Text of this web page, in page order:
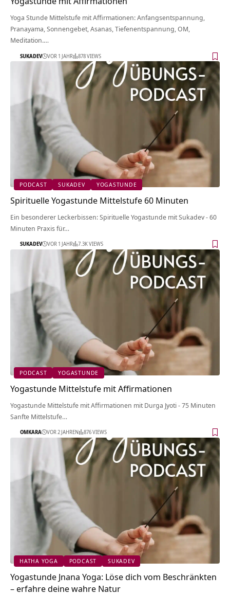
Yoga Stunde Mittelstufe mit Affirmationen: Anfangsentspannung,
Pranayama, Sonnengebet, Asanas, Tiefenentspannung, OM,
Meditation.…
SUKADEV VOR 1 JAHR 878 VIEWS
PODCAST SUKADEV YOGASTUNDE
Spirituelle Yogastunde Mittelstufe 60 Minuten
Ein besonderer Leckerbissen: Spirituelle Yogastunde mit Sukadev - 60
Minuten Praxis für…
SUKADEV VOR 1 JAHR 7.3K VIEWS
PODCAST YOGASTUNDE
Yogastunde Mittelstufe mit Affirmationen
Yogastunde Mittelstufe mit Affirmationen mit Durga Jyoti - 75 Minuten
Sanfte Mittelstufe…
OMKARA VOR 2 JAHREN 876 VIEWS
HATHA YOGA PODCAST SUKADEV
Yogastunde Jnana Yoga: Löse dich vom Beschränkten
– erfahre deine wahre Natur